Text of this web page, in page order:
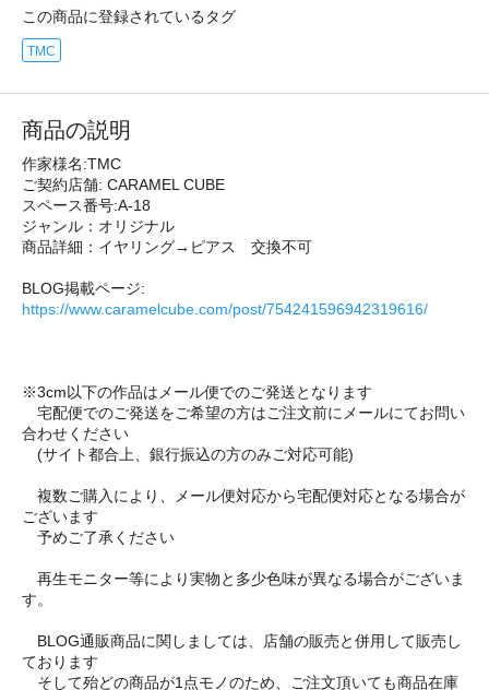
この商品に登録されているタグ
TMC
商品の説明
作家様名:TMC
ご契約店舗: CARAMEL CUBE
スペース番号:A-18
ジャンル：オリジナル
商品詳細：イヤリング→ピアス 交換不可
BLOG掲載ページ:
https://www.caramelcube.com/post/754241596942319616/
※3cm以下の作品はメール便でのご発送となります
宅配便でのご発送をご希望の方はご注文前にメールにてお問い
合わせください
(サイト都合上、銀行振込の方のみご対応可能)
複数ご購入により、メール便対応から宅配便対応となる場合が
ございます
予めご了承ください
再生モニター等により実物と多少色味が異なる場合がございま
す。
BLOG通販商品に関しましては、店舗の販売と併用して販売し
ております
そして殆どの商品が1点モノのため、ご注文頂いても商品在庫